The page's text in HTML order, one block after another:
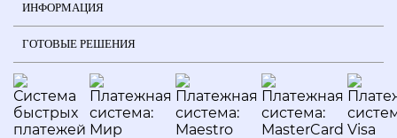
ГОТОВЫЕ РЕШЕНИЯ
ИНФОРМАЦИЯ